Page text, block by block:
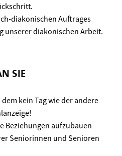
diakonischen Auftrages
unserer diakonischen Arbeit.
SIE
kein Tag wie der andere
Beziehungen aufzubauen
Seniorinnen und Senioren